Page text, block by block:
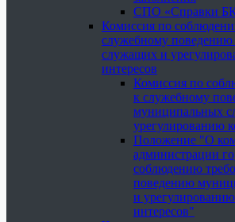
СПО «Справки
Комиссия по
служебному
служащих и
интересов
Комиссия по
к служебному
муниципальных
урегулированию
Положение "О
администрации
соблюдению
поведению
и
интересов"